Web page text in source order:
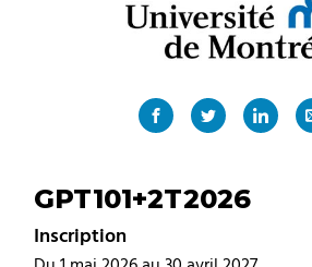
GPT101+2T2026
Inscription